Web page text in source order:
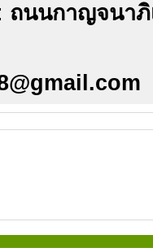
ถนนกาญจนาภิ